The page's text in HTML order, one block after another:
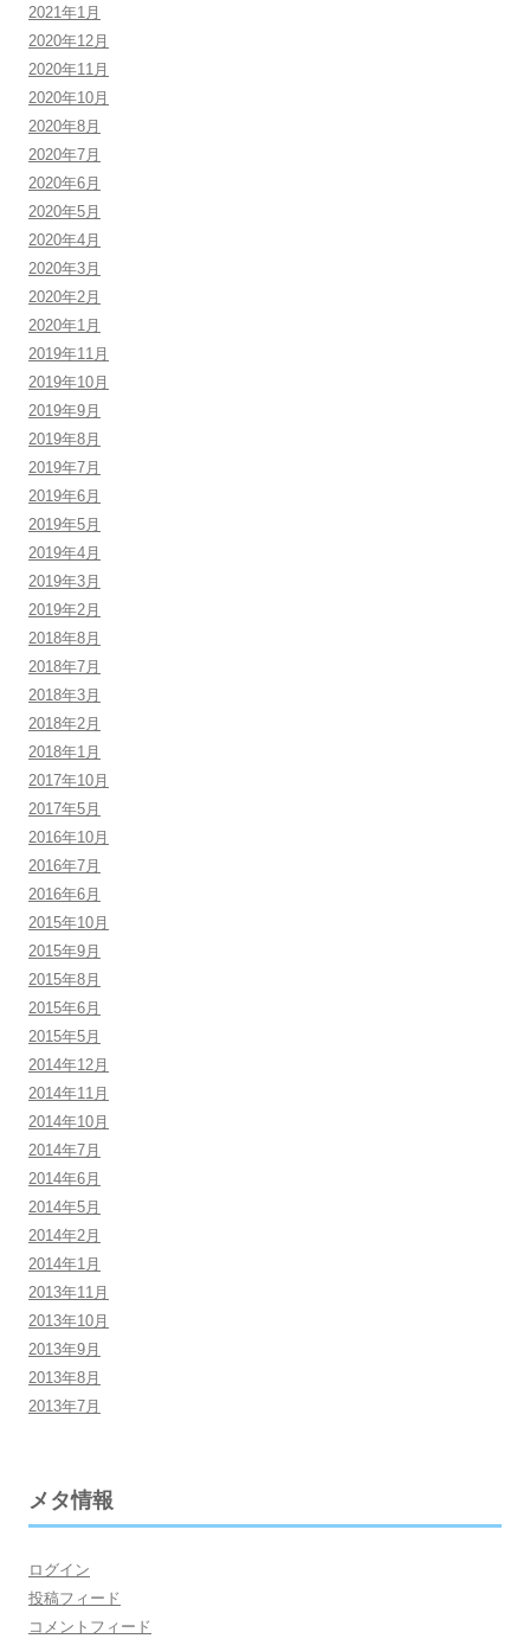
2021年1月
2020年12月
2020年11月
2020年10月
2020年8月
2020年7月
2020年6月
2020年5月
2020年4月
2020年3月
2020年2月
2020年1月
2019年11月
2019年10月
2019年9月
2019年8月
2019年7月
2019年6月
2019年5月
2019年4月
2019年3月
2019年2月
2018年8月
2018年7月
2018年3月
2018年2月
2018年1月
2017年10月
2017年5月
2016年10月
2016年7月
2016年6月
2015年10月
2015年9月
2015年8月
2015年6月
2015年5月
2014年12月
2014年11月
2014年10月
2014年7月
2014年6月
2014年5月
2014年2月
2014年1月
2013年11月
2013年10月
2013年9月
2013年8月
2013年7月
メタ情報
ログイン
投稿フィード
コメントフィード